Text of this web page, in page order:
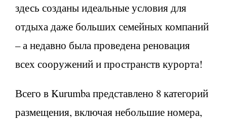
здесь созданы идеальные условия для
отдыха даже больших семейных компаний
– а недавно была проведена реновация
всех сооружений и пространств курорта!
Всего в Kurumba представлено 8 категорий
размещения, включая небольшие номера,